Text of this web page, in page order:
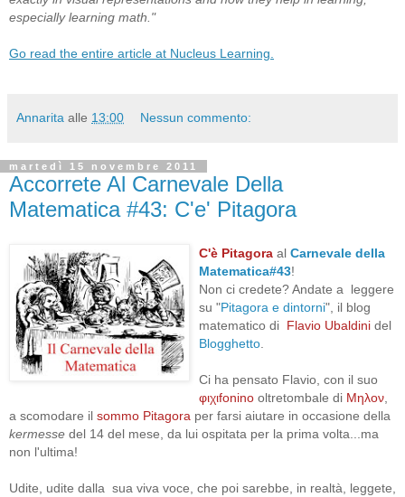
especially learning math."
Go read the entire article at Nucleus Learning.
Annarita alle 13:00 Nessun commento:
martedì 15 novembre 2011
Accorrete Al Carnevale Della
Matematica #43: C'e' Pitagora
C'è Pitagora al Carnevale della
Matematica#43!
Non ci credete? Andate a leggere
su "Pitagora e dintorni", il blog
matematico di Flavio Ubaldini del
Blogghetto
Ci ha pensato Flavio, con il suo
φιχιfonino oltretombale di Mηλον
a scomodare il sommo Pitagora per farsi aiutare in occasione della
kermesse del 14 del mese, da lui ospitata per la prima volta...ma
non l'ultima!
Udite, udite dalla sua viva voce, che poi sarebbe, in realtà, leggete,